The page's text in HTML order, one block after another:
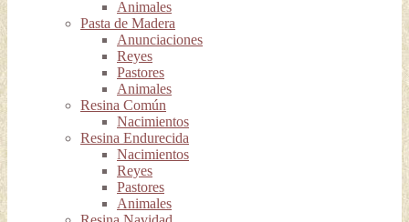
Animales
Pasta de Madera
Anunciaciones
Reyes
Pastores
Animales
Resina Común
Nacimientos
Resina Endurecida
Nacimientos
Reyes
Pastores
Animales